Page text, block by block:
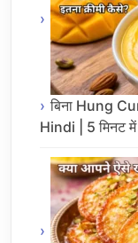
बिना Hung
Hindi | 5 मिनट में